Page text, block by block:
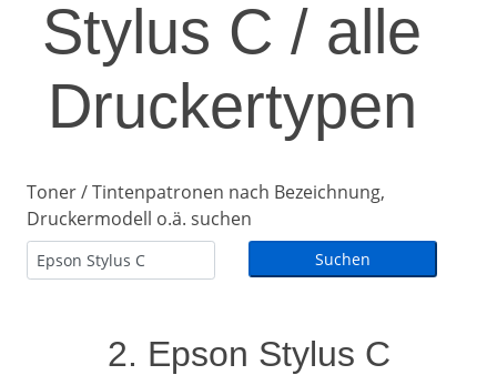
Stylus C / alle
Druckertypen
Toner / Tintenpatronen nach Bezeichnung,
Druckermodell o.ä. suchen
2. Epson Stylus C